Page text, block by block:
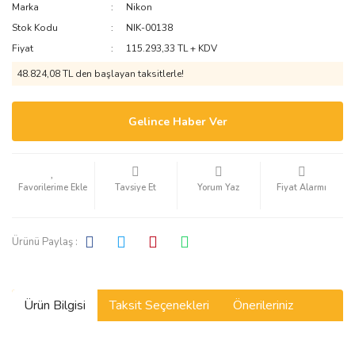
Marka
Nikon
Stok Kodu
NIK-00138
Fiyat
115.293,33 TL + KDV
48.824,08 TL den başlayan taksitlerle!
Gelince Haber Ver
Tavsiye Et Yorum Yaz Fiyat Alarmı
Ürünü Paylaş :
Ürün Bilgisi Taksit Seçenekleri Önerileriniz